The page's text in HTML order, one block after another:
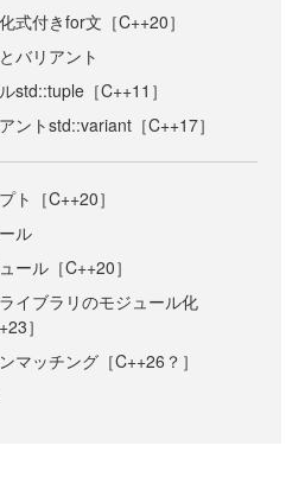
式付きfor文［C++20］
バリアント
std::tuple［C++11］
ントstd::variant［C++17］
ト［C++20］
ル
ール［C++20］
イブラリのモジュール化
］
マッチング［C++26？］